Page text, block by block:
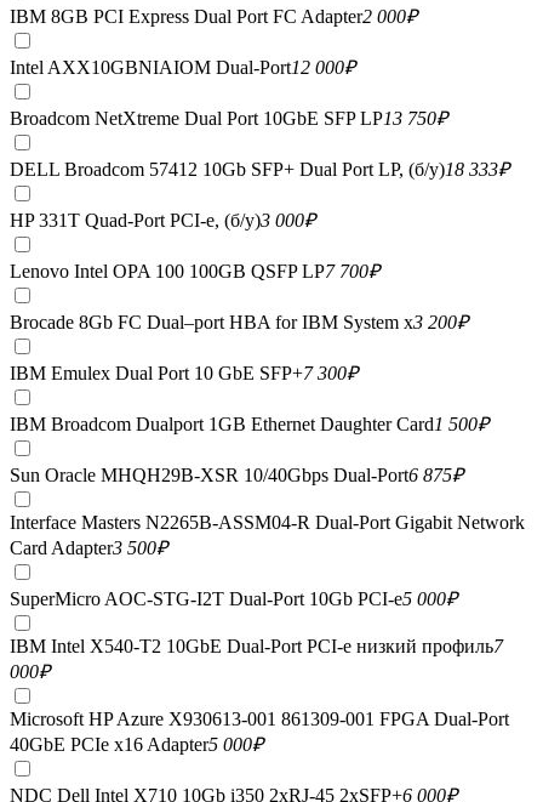
IBM 8GB PCI Express Dual Port FC Adapter2 000₽
Intel AXX10GBNIAIOM Dual-Port12 000₽
Broadcom NetXtreme Dual Port 10GbE SFP LP13 750₽
DELL Broadcom 57412 10Gb SFP+ Dual Port LP, (б/у)18 333₽
HP 331T Quad-Port PCI-e, (б/у)3 000₽
Lenovo Intel OPA 100 100GB QSFP LP7 700₽
Brocade 8Gb FC Dual–port HBA for IBM System x3 200₽
IBM Emulex Dual Port 10 GbE SFP+7 300₽
IBM Broadcom Dualport 1GB Ethernet Daughter Card1 500₽
Sun Oracle MHQH29B-XSR 10/40Gbps Dual-Port6 875₽
Interface Masters N2265B-ASSM04-R Dual-Port Gigabit Network
Card Adapter3 500₽
SuperMicro AOC-STG-I2T Dual-Port 10Gb PCI-e5 000₽
IBM Intel X540-T2 10GbE Dual-Port PCI-e низкий профиль7
000₽
Microsoft HP Azure X930613-001 861309-001 FPGA Dual-Port
40GbE PCIe x16 Adapter5 000₽
NDC Dell Intel X710 10Gb i350 2xRJ-45 2xSFP+6 000₽